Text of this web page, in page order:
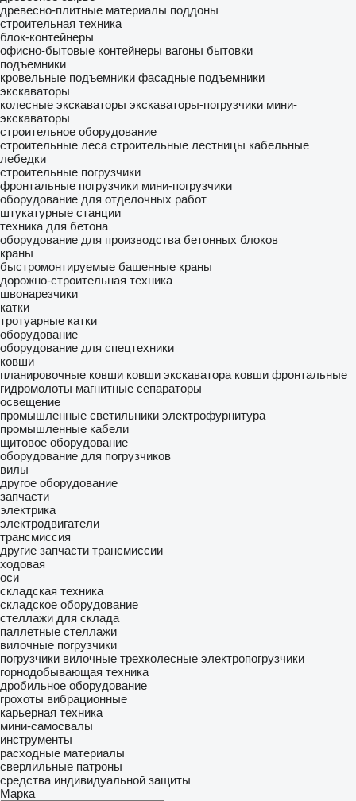
древесно-плитные материалы поддоны
строительная техника
блок-контейнеры
офисно-бытовые контейнеры вагоны бытовки
подъемники
кровельные подъемники фасадные подъемники
экскаваторы
колесные экскаваторы экскаваторы-погрузчики мини-
экскаваторы
строительное оборудование
строительные леса строительные лестницы кабельные
лебедки
строительные погрузчики
фронтальные погрузчики мини-погрузчики
оборудование для отделочных работ
штукатурные станции
техника для бетона
оборудование для производства бетонных блоков
краны
быстромонтируемые башенные краны
дорожно-строительная техника
швонарезчики
катки
тротуарные катки
оборудование
оборудование для спецтехники
ковши
планировочные ковши ковши экскаватора ковши фронтальные
гидромолоты магнитные сепараторы
освещение
промышленные светильники электрофурнитура
промышленные кабели
щитовое оборудование
оборудование для погрузчиков
вилы
другое оборудование
запчасти
электрика
электродвигатели
трансмиссия
другие запчасти трансмиссии
ходовая
оси
складская техника
складское оборудование
стеллажи для склада
паллетные стеллажи
вилочные погрузчики
погрузчики вилочные трехколесные электропогрузчики
горнодобывающая техника
дробильное оборудование
грохоты вибрационные
карьерная техника
мини-самосвалы
инструменты
расходные материалы
сверлильные патроны
средства индивидуальной защиты
Марка